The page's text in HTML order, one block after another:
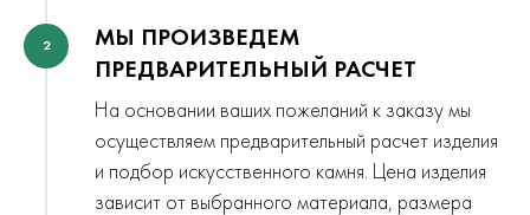
2
МЫ ПРОИЗВЕДЕМ
ПРЕДВАРИТЕЛЬНЫЙ РАСЧЕТ
На основании ваших пожеланий к заказу мы
осуществляем предварительный расчет изделия
и подбор искусственного камня. Цена изделия
зависит от выбранного материала, размера